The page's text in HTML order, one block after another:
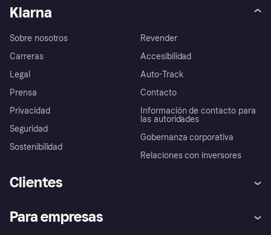
Klarna
Sobre nosotros
Carreras
Legal
Prensa
Privacidad
Seguridad
Sostenibilidad
Revender
Accesibilidad
Auto-Track
Contacto
Información de contacto para
las autoridades
Gobernanza corporativa
Relaciones con inversores
Clientes
Inicio de sesión
Para empresas